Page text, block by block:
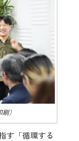
）
す「循環する